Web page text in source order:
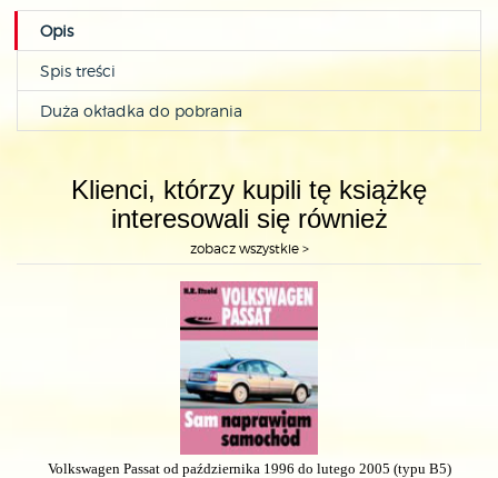
Opis
Spis treści
Duża okładka do pobrania
Klienci, którzy kupili tę książkę
interesowali się również
zobacz wszystkie >
Volkswagen Passat od października 1996 do lutego 2005 (typu B5)